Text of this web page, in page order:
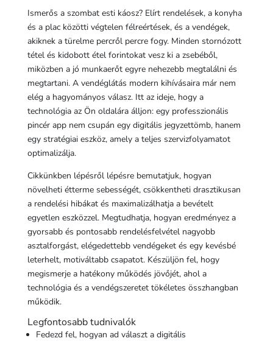
Ismerős a szombat esti káosz? Elírt rendelések, a konyha
és a plac közötti végtelen félreértések, és a vendégek,
akiknek a türelme percről percre fogy. Minden stornózott
tétel és kidobott étel forintokat vesz ki a zsebéből,
miközben a jó munkaerőt egyre nehezebb megtalálni és
megtartani. A vendéglátás modern kihívásaira már nem
elég a hagyományos válasz. Itt az ideje, hogy a
technológia az Ön oldalára álljon: egy professzionális
pincér app nem csupán egy digitális jegyzettömb, hanem
egy stratégiai eszköz, amely a teljes szervizfolyamatot
optimalizálja.
Cikkünkben lépésről lépésre bemutatjuk, hogyan
növelheti étterme sebességét, csökkentheti drasztikusan
a rendelési hibákat és maximalizálhatja a bevételt
egyetlen eszközzel. Megtudhatja, hogyan eredményez a
gyorsabb és pontosabb rendelésfelvétel nagyobb
asztalforgást, elégedettebb vendégeket és egy kevésbé
leterhelt, motiváltabb csapatot. Készüljön fel, hogy
megismerje a hatékony működés jövőjét, ahol a
technológia és a vendégszeretet tökéletes összhangban
működik.
Legfontosabb tudnivalók
Fedezd fel, hogyan ad választ a digitális